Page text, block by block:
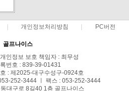
개인정보처리방침 PC버전
골프나이스
인정보 보호 책임자 : 최무성
번호 : 839-39-01431
: 제2025-대구수성구-0924호
252-3444 ㅣ 팩스 : 053-252-3444
대구로 8길40 1층 골프나이스